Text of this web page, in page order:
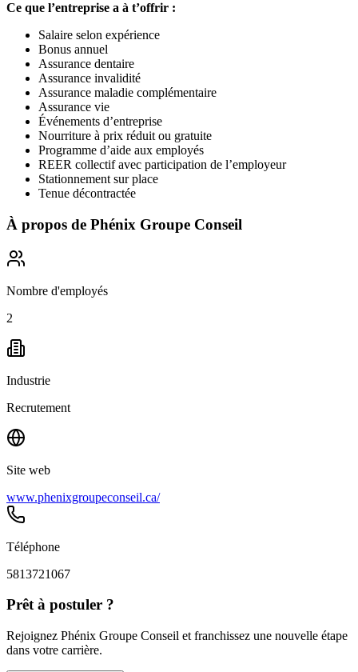
Ce que l’entreprise a à t’offrir :
Salaire selon expérience
Bonus annuel
Assurance dentaire
Assurance invalidité
Assurance maladie complémentaire
Assurance vie
Événements d’entreprise
Nourriture à prix réduit ou gratuite
Programme d’aide aux employés
REER collectif avec participation de l’employeur
Stationnement sur place
Tenue décontractée
À propos de Phénix Groupe Conseil
Nombre d'employés
2
Industrie
Recrutement
Site web
www.phenixgroupeconseil.ca/
Téléphone
5813721067
Prêt à postuler ?
Rejoignez Phénix Groupe Conseil et franchissez une nouvelle étape
dans votre carrière.